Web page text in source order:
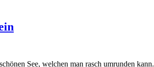
See, welchen man rasch umrunden kann.